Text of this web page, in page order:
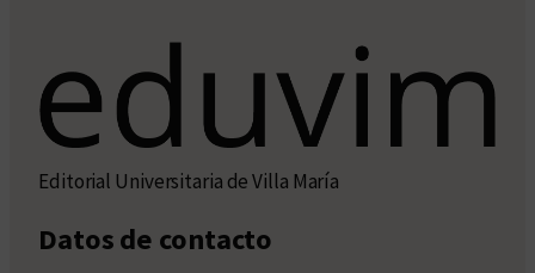
Editorial Universitaria de Villa María
Datos de contacto